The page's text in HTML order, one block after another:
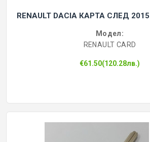
RENAULT DACIA КАРТА СЛЕД
Модел:
RENAULT CARD
€61.50(120.28лв.)